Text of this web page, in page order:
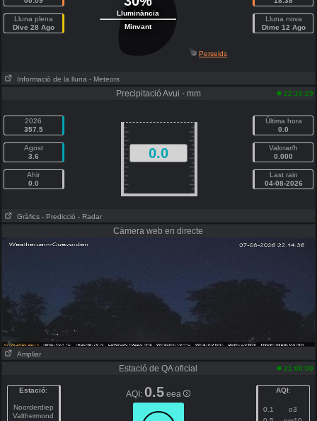
Lluna plena
Dive 28 Ago
Lluminància
Minvant
Lluna nova
Dime 12 Ago
Perseids
Informació de la lluna - Meteors
Precipitació Avui - mm 22:16:29
2026
357.5
Agost
3.6
Ahir
0.0
0.0
Última hora
0.0
Valorar/h
0.000
Last rain
04-08-2026
Gràfics - Predicció - Radar
Càmera web en directe
Ampliar
Estació de QA oficial 21:00:00
Estació:
Noorderdiep
Valthermond
AQI:0.5 eea AQI:
0.1
o3